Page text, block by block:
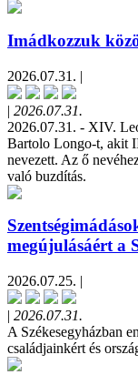
Imádkozzuk
2026.07.31. |
| 2026.07.31.
2026.07.31. - XIV.
Bartolo Longo-t, akit
nevezett. Az ő
való buzdítás.
megújulásáért a
2026.07.25. |
| 2026.07.31.
A Székesegyházban
családjainkért és